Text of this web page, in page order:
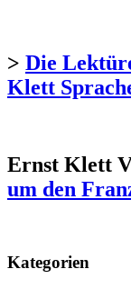
> Die
Klett
Ernst Klett
um den
Kategorien